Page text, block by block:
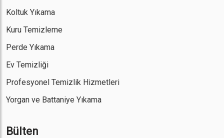
Koltuk Yıkama
Kuru Temizleme
Perde Yıkama
Ev Temizliği
Profesyonel Temizlik Hizmetleri
Yorgan ve Battaniye Yıkama
Bülten